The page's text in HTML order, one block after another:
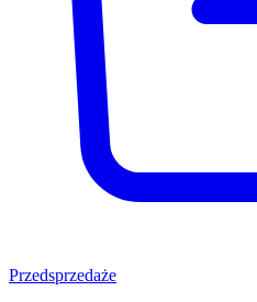
Przedsprzedaże